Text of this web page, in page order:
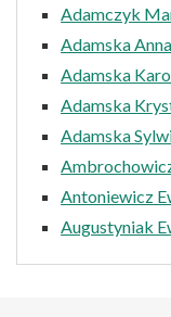
Adamczyk
Adamska Anna
Adamska
Adamska
Adamska
Antoniewicz
Augustyniak